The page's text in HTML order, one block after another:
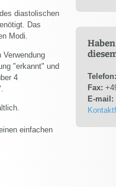
diastolischen
Das
Modi.
Verwendung
"erkannt" und
4
einfachen
Telefon:
Fax:
E-mail: